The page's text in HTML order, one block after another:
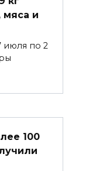
мяса и
июля по 2
100